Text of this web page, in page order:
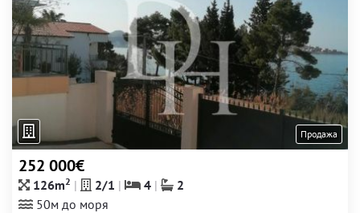
Продажа
252 000€
126m2 2/1 4
2
50м до моря